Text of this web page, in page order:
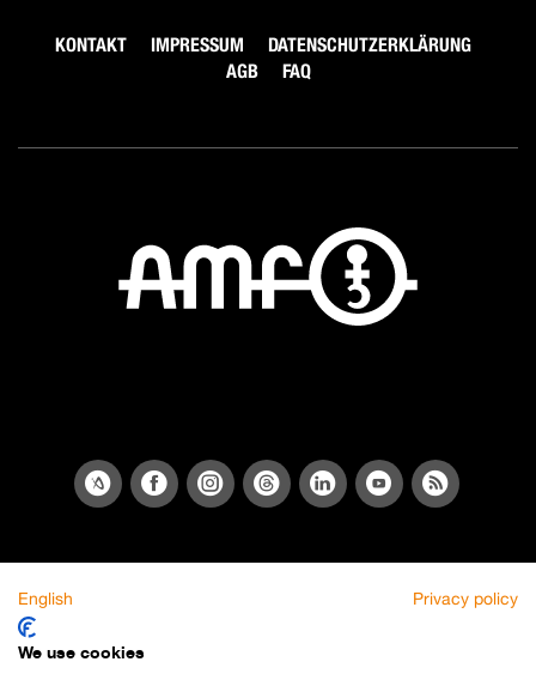
KONTAKT IMPRESSUM
DATENSCHUTZERKLÄRUNG
AGB
FAQ
English Privacy policy
We use cookies